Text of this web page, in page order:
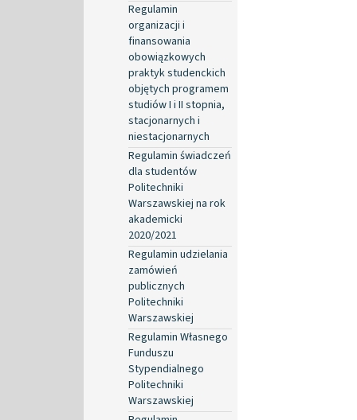
Regulamin
organizacji i
finansowania
obowiązkowych
praktyk studenckich
objętych programem
studiów I i II stopnia,
stacjonarnych i
niestacjonarnych
Regulamin świadczeń
dla studentów
Politechniki
Warszawskiej na rok
akademicki
2020/2021
Regulamin udzielania
zamówień
publicznych
Politechniki
Warszawskiej
Regulamin Własnego
Funduszu
Stypendialnego
Politechniki
Warszawskiej